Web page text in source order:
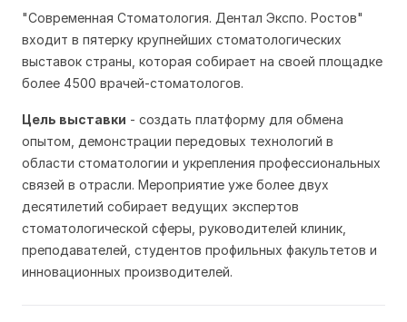
"Современная Стоматология. Дентал Экспо. Ростов"
входит в пятерку крупнейших стоматологических
выставок страны, которая собирает на своей площадке
более 4500 врачей-стоматологов.
Цель выставки - создать платформу для обмена
опытом, демонстрации передовых технологий в
области стоматологии и укрепления профессиональных
связей в отрасли. Мероприятие уже более двух
десятилетий собирает ведущих экспертов
стоматологической сферы, руководителей клиник,
преподавателей, студентов профильных факультетов и
инновационных производителей.